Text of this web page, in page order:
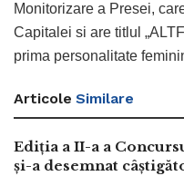
Monitorizare a Presei,
Capitalei si are titlul
prima personalitate
Articole Similare
Ediția a II-a a
și-a desemnat